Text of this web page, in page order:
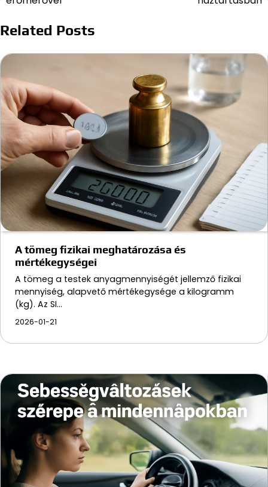
Related Posts
A tömeg fizikai meghatározása és
mértékegységei
A tömeg a testek anyagmennyiségét jellemző fizikai
mennyiség, alapvető mértékegysége a kilogramm
(kg). Az SI…
2026-01-21